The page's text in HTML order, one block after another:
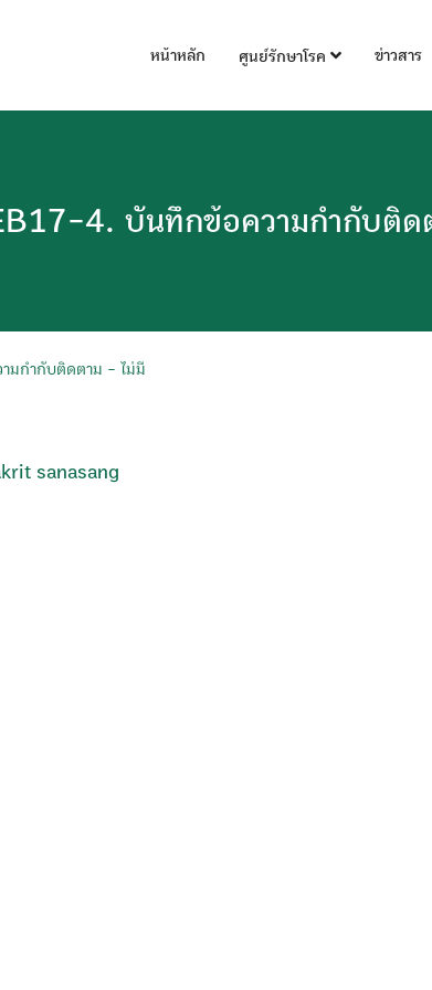
หน้าหลัก ศูนย์รักษาโรค ข่าวสาร
4. บันทึกข้อความกำกับติด
มกำกับติดตาม - ไม่มี
sanasang